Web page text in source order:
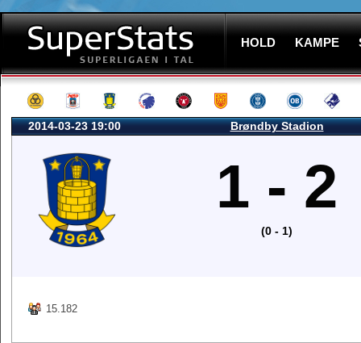
HOLD KAMPE
2014-03-23 19:00 Brøndby Stadion
1 - 2
(0 - 1)
15.182